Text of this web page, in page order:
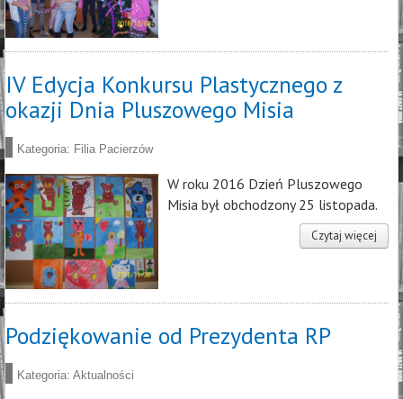
IV Edycja Konkursu Plastycznego z
okazji Dnia Pluszowego Misia
Kategoria: Filia Pacierzów
W roku 2016 Dzień Pluszowego
Misia był obchodzony 25 listopada.
Czytaj więcej
Podziękowanie od Prezydenta RP
Kategoria: Aktualności